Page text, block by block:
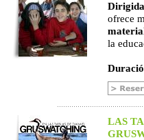
ofrece
la
LAS